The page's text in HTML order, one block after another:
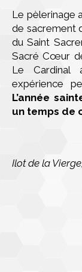
Le pèlerinage
de sacrement
du Saint
Sacré Cœur
Le Cardinal
expérience
L’année
un temps de
Ilot de la